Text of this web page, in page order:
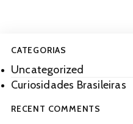
CATEGORIAS
Uncategorized
Curiosidades Brasileiras
RECENT COMMENTS